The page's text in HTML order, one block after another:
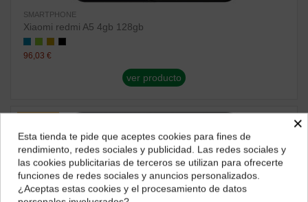
SMARTPHONE
Xiaomi redmi A5 4gb 128gb
96,03 €
ver producto
-10%
¿Dónde deseas recibir tu pedido?
Selecciona tu ubicación para mostrarte los precios e
impuestos correctos para tu región.
×
Esta tienda te pide que aceptes cookies para fines de
rendimiento, redes sociales y publicidad. Las redes sociales y
las cookies publicitarias de terceros se utilizan para ofrecerte
funciones de redes sociales y anuncios personalizados.
¿Aceptas estas cookies y el procesamiento de datos